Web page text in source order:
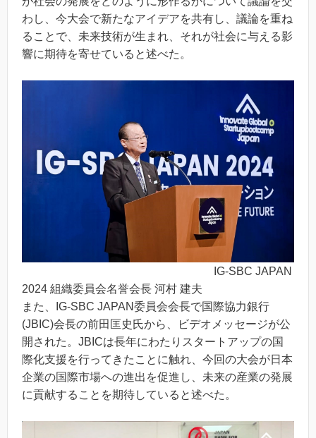
わし、今大会で新たなアイデアを共有し、議論を重ね
ることで、未来技術が生まれ、それが社会に与える影
響に期待を寄せていると述べた。
IG-SBC JAPAN
2024 組織委員会名誉会長 河村 建夫
また、IG-SBC JAPAN委員会会長で国際協力銀行
(JBIC)会長の前田匡史氏から、ビデオメッセージが公
開された。JBICは長年にわたりスタートアップの国
際化支援を行ってきたことに触れ、今回の大会が日本
企業の国際市場への進出を促進し、未来の産業の発展
に貢献することを期待していると述べた。